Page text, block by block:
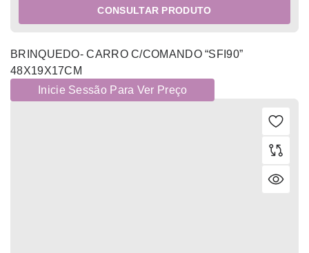
CONSULTAR PRODUTO
BRINQUEDO- CARRO C/COMANDO “SFI90”
48X19X17CM
Inicie Sessão Para Ver Preço